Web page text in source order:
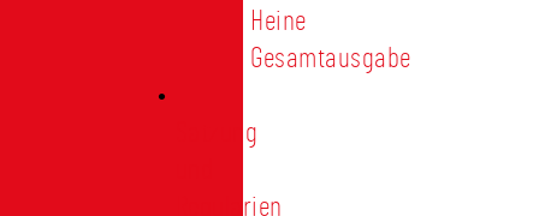
Heine
Gesamtausgabe
Satzung
Regularien